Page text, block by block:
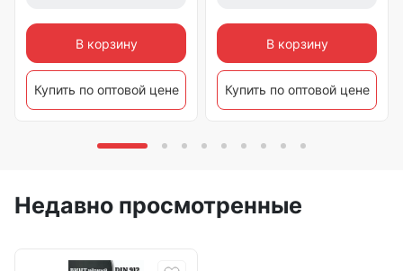
В корзину
Купить по оптовой цене
В корзину
Купить по оптовой цене
Недавно просмотренные